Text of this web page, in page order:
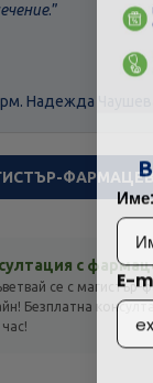
.”
Надежда Чаушева
с
се с магистър-
Безплатна
Просто
Име:
E-